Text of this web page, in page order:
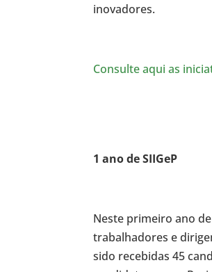
inovadores.
Consulte aqui as
1 ano de SIIGeP
Neste primeiro ano
trabalhadores e
sido recebidas 45